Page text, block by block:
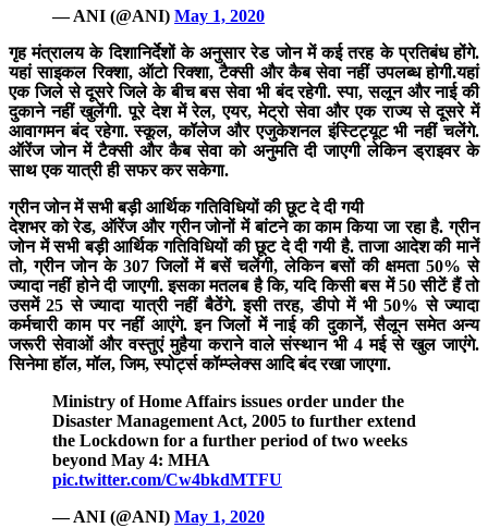
— ANI (@ANI) May 1, 2020
गृह मंत्रालय के दिशानिर्देशों के अनुसार रेड जोन में कई तरह के प्रतिबंध होंगे.
यहां साइकल रिक्शा, ऑटो रिक्शा, टैक्सी और कैब सेवा नहीं उपलब्ध होगी.यहां
एक जिले से दूसरे जिले के बीच बस सेवा भी बंद रहेगी. स्पा, सलून और नाई की
दुकाने नहीं खुलेंगी. पूरे देश में रेल, एयर, मेट्रो सेवा और एक राज्य से दूसरे में
आवागमन बंद रहेगा. स्कूल, कॉलेज और एजुकेशनल इंस्टिट्यूट भी नहीं चलेंगे.
ऑरेंज जोन में टैक्सी और कैब सेवा को अनुमति दी जाएगी लेकिन ड्राइवर के
साथ एक यात्री ही सफर कर सकेगा.
ग्रीन जोन में सभी बड़ी आर्थिक गतिविधियों की छूट दे दी गयी
देशभर को रेड, ऑरेंज और ग्रीन जोनों में बांटने का काम किया जा रहा है. ग्रीन
जोन में सभी बड़ी आर्थिक गतिविधियों की छूट दे दी गयी है. ताजा आदेश की मानें
तो, ग्रीन जोन के 307 जिलों में बसें चलेंगी, लेकिन बसों की क्षमता 50% से
ज्यादा नहीं होने दी जाएगी. इसका मतलब है कि, यदि किसी बस में 50 सीटें हैं तो
उसमें 25 से ज्यादा यात्री नहीं बैठेंगे. इसी तरह, डीपो में भी 50% से ज्यादा
कर्मचारी काम पर नहीं आएंगे. इन जिलों में नाई की दुकानें, सैलून समेत अन्य
जरूरी सेवाओं और वस्तुएं मुहैया कराने वाले संस्थान भी 4 मई से खुल जाएंगे.
सिनेमा हॉल, मॉल, जिम, स्पोर्ट्स कॉम्प्लेक्स आदि बंद रखा जाएगा.
Ministry of Home Affairs issues order under the
Disaster Management Act, 2005 to further extend
the Lockdown for a further period of two weeks
beyond May 4: MHA
pic.twitter.com/Cw4bkdMTFU
— ANI (@ANI) May 1, 2020